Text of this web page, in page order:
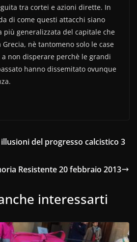
tra cortei e azioni dirette. In
di come questi attacchi siano
più generalizzata del capitale che
nè tantomeno solo le case
non disperare perchè le grandi
hanno dissemitato ovunque
del progresso calcistico 3
Resistente 20 febbraio 2013
interessarti